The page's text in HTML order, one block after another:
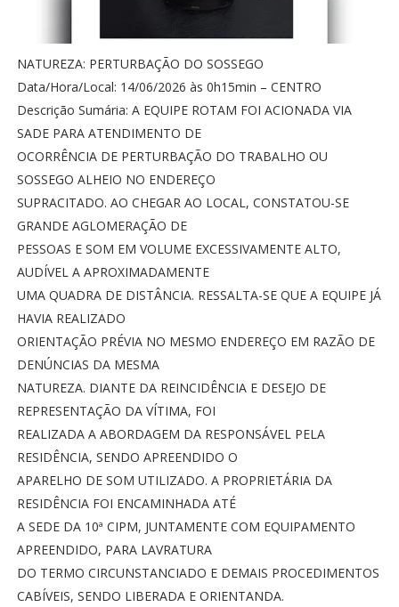
NATUREZA: PERTURBAÇÃO DO SOSSEGO
Data/Hora/Local: 14/06/2026 às 0h15min – CENTRO
Descrição Sumária: A EQUIPE ROTAM FOI ACIONADA VIA
SADE PARA ATENDIMENTO DE
OCORRÊNCIA DE PERTURBAÇÃO DO TRABALHO OU
SOSSEGO ALHEIO NO ENDEREÇO
SUPRACITADO. AO CHEGAR AO LOCAL, CONSTATOU-SE
GRANDE AGLOMERAÇÃO DE
PESSOAS E SOM EM VOLUME EXCESSIVAMENTE ALTO,
AUDÍVEL A APROXIMADAMENTE
UMA QUADRA DE DISTÂNCIA. RESSALTA-SE QUE A EQUIPE JÁ
HAVIA REALIZADO
ORIENTAÇÃO PRÉVIA NO MESMO ENDEREÇO EM RAZÃO DE
DENÚNCIAS DA MESMA
NATUREZA. DIANTE DA REINCIDÊNCIA E DESEJO DE
REPRESENTAÇÃO DA VÍTIMA, FOI
REALIZADA A ABORDAGEM DA RESPONSÁVEL PELA
RESIDÊNCIA, SENDO APREENDIDO O
APARELHO DE SOM UTILIZADO. A PROPRIETÁRIA DA
RESIDÊNCIA FOI ENCAMINHADA ATÉ
A SEDE DA 10ª CIPM, JUNTAMENTE COM EQUIPAMENTO
APREENDIDO, PARA LAVRATURA
DO TERMO CIRCUNSTANCIADO E DEMAIS PROCEDIMENTOS
CABÍVEIS, SENDO LIBERADA E ORIENTANDA.